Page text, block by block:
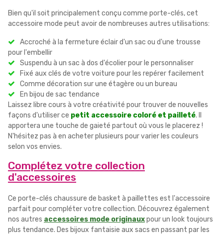
Bien qu'il soit principalement conçu comme porte-clés, cet
accessoire mode peut avoir de nombreuses autres utilisations:
Accroché à la fermeture éclair d'un sac ou d'une trousse
pour l'embellir
Suspendu à un sac à dos d'écolier pour le personnaliser
Fixé aux clés de votre voiture pour les repérer facilement
Comme décoration sur une étagère ou un bureau
En bijou de sac tendance
Laissez libre cours à votre créativité pour trouver de nouvelles
façons d'utiliser ce petit accessoire coloré et pailleté. Il
apportera une touche de gaieté partout où vous le placerez !
N'hésitez pas à en acheter plusieurs pour varier les couleurs
selon vos envies.
Complétez votre collection
d'accessoires
Ce porte-clés chaussure de basket à paillettes est l'accessoire
parfait pour compléter votre collection. Découvrez également
nos autres accessoires mode originauxpour un look toujours
plus tendance. Des bijoux fantaisie aux sacs en passant par les